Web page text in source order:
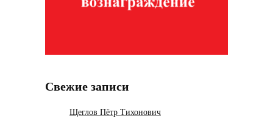
Свежие записи
Щеглов Пётр Тихонович